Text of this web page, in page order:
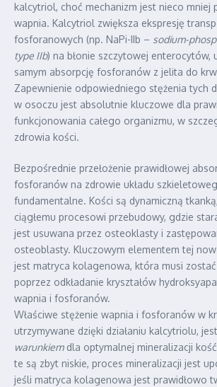
kalcytriol, choć mechanizm jest nieco mniej
wapnia. Kalcytriol zwiększa ekspresję
fosforanowych (np. NaPi-IIb – sodium-
type IIb) na błonie szczytowej enterocytów,
samym absorpcję fosforanów z jelita do
Zapewnienie odpowiedniego stężenia tych
w osoczu jest absolutnie kluczowe dla
funkcjonowania całego organizmu, w
zdrowia kości.
Bezpośrednie przełożenie prawidłowej
fosforanów na zdrowie układu
fundamentalne. Kości są dynamiczną
ciągłemu procesowi przebudowy, gdzie
jest usuwana przez osteoklasty i
osteoblasty. Kluczowym elementem tej
jest matryca kolagenowa, która musi
poprzez odkładanie kryształów
wapnia i fosforanów.
Właściwe stężenie wapnia i fosforanów w
utrzymywane dzięki działaniu kalcytriolu, jest
warunkiemdla optymalnej mineralizacji
te są zbyt niskie, proces mineralizacji jest
jeśli matryca kolagenowa jest prawidłowo